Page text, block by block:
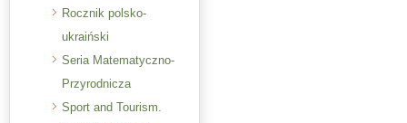
Rocznik polsko-
ukraiński
Seria Matematyczno-
Przyrodnicza
Sport and Tourism.